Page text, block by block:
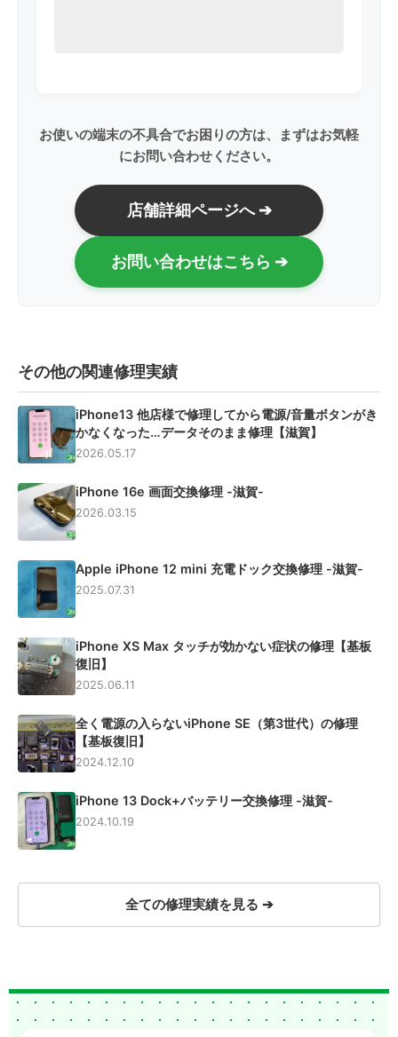
お使いの端末の不具合でお困りの方は、まずはお気軽
にお問い合わせください。
店舗詳細ページへ ➔
お問い合わせはこちら ➔
その他の関連修理実績
iPhone13 他店様で修理してから電源/音量ボタンがき
かなくなった…データそのまま修理【滋賀】
2026.05.17
iPhone 16e 画面交換修理 -滋賀-
2026.03.15
Apple iPhone 12 mini 充電ドック交換修理 -滋賀-
2025.07.31
iPhone XS Max タッチが効かない症状の修理【基板
復旧】
2025.06.11
全く電源の入らないiPhone SE（第3世代）の修理
【基板復旧】
2024.12.10
iPhone 13 Dock+バッテリー交換修理 -滋賀-
2024.10.19
全ての修理実績を見る ➔